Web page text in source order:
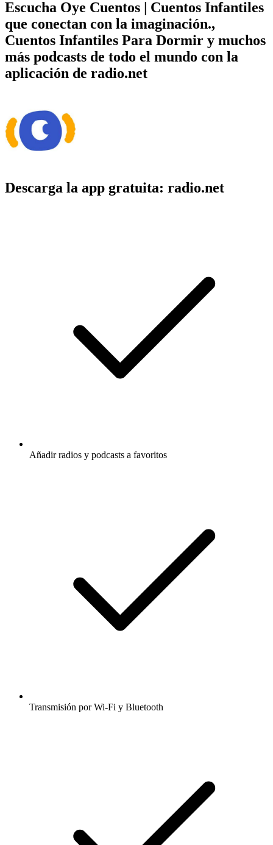
Escucha Oye Cuentos | Cuentos Infantiles
que conectan con la imaginación.,
Cuentos Infantiles Para Dormir y muchos
más podcasts de todo el mundo con la
aplicación de radio.net
Descarga la app gratuita: radio.net
Añadir radios y podcasts a favoritos
Transmisión por Wi-Fi y Bluetooth